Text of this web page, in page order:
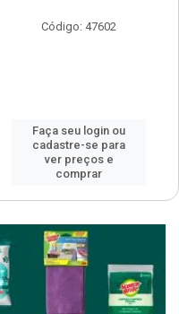
Código: 47602
Faça seu login ou
cadastre-se para
ver preços e
comprar